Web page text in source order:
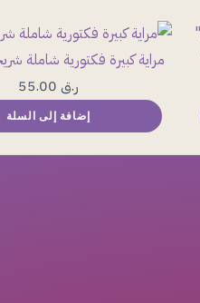
مراية كبيرة فكتورية شاملة
ر.ق
إضافة إلى السلة